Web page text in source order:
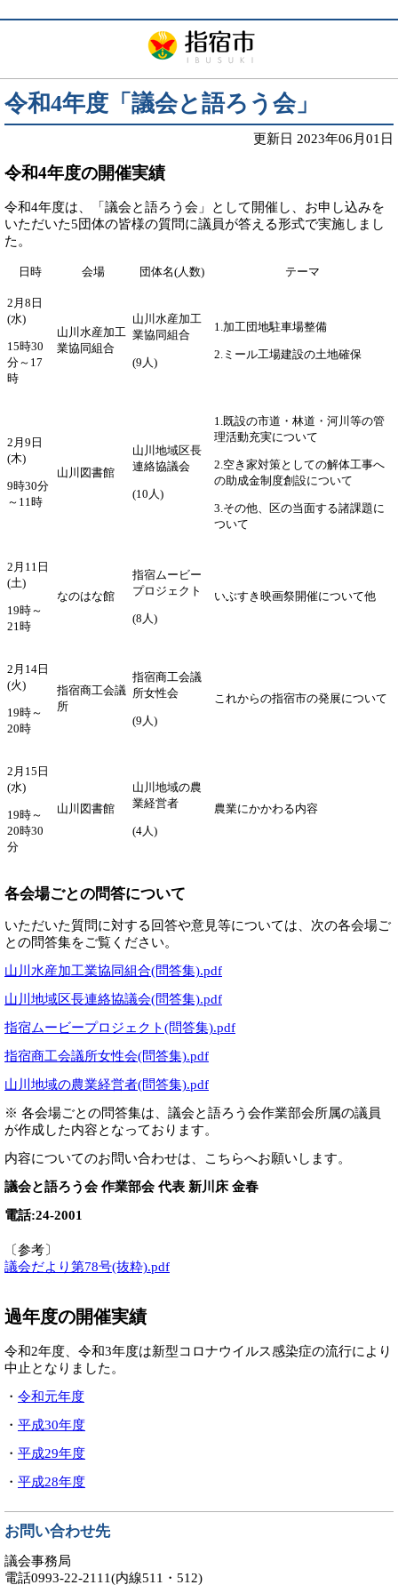
令和4年度「議会と語ろう会」
更新日 2023年06月01日
令和4年度の開催実績
令和4年度は、「議会と語ろう会」として開催し、お申し込みを
いただいた5団体の皆様の質問に議員が答える形式で実施しまし
た。
日時 会場 団体名(人数) テーマ
2月8日
(水)
15時30
分～17
時
山川水産加工
業協同組合
山川水産加工
業協同組合
(9人)
1.加工団地駐車場整備
2.ミール工場建設の土地確保
2月9日
(木)
9時30分
～11時
山川図書館
山川地域区長
連絡協議会
(10人)
1.既設の市道・林道・河川等の管
理活動充実について
2.空き家対策としての解体工事へ
の助成金制度創設について
3.その他、区の当面する諸課題に
ついて
2月11日
(土)
19時～
21時
なのはな館
指宿ムービー
プロジェクト
(8人)
いぶすき映画祭開催について他
2月14日
(火)
19時～
20時
指宿商工会議
所
指宿商工会議
所女性会
(9人)
これからの指宿市の発展について
2月15日
(水)
19時～
20時30
分
山川図書館
山川地域の農
業経営者
(4人)
農業にかかわる内容
各会場ごとの問答について
いただいた質問に対する回答や意見等については、次の各会場ご
との問答集をご覧ください。
山川水産加工業協同組合(問答集).pdf
山川地域区長連絡協議会(問答集).pdf
指宿ムービープロジェクト(問答集).pdf
指宿商工会議所女性会(問答集).pdf
山川地域の農業経営者(問答集).pdf
※ 各会場ごとの問答集は、議会と語ろう会作業部会所属の議員
が作成した内容となっております。
内容についてのお問い合わせは、こちらへお願いします。
議会と語ろう会 作業部会 代表 新川床 金春
電話:24-2001
〔参考〕
議会だより第78号(抜粋).pdf
過年度の開催実績
令和2年度、令和3年度は新型コロナウイルス感染症の流行により
中止となりました。
・ 令和元年度
・ 平成30年度
・ 平成29年度
・ 平成28年度
お問い合わせ先
議会事務局
電話0993-22-2111(内線511・512)